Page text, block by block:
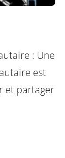
: Une
est
et partager